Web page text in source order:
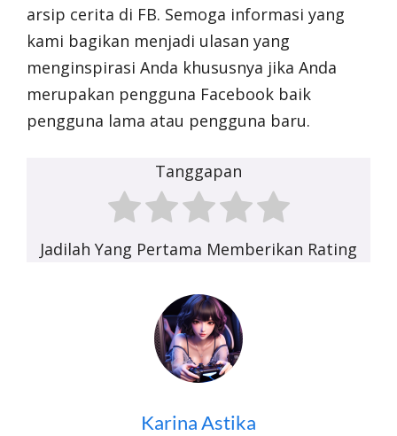
arsip cerita di FB. Semoga informasi yang
kami bagikan menjadi ulasan yang
menginspirasi Anda khususnya jika Anda
merupakan pengguna Facebook baik
pengguna lama atau pengguna baru.
Tanggapan
Jadilah Yang Pertama Memberikan Rating
Karina Astika